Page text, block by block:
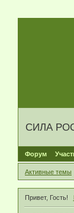
СИЛА
Форум
Активные темы
Привет, Гость!